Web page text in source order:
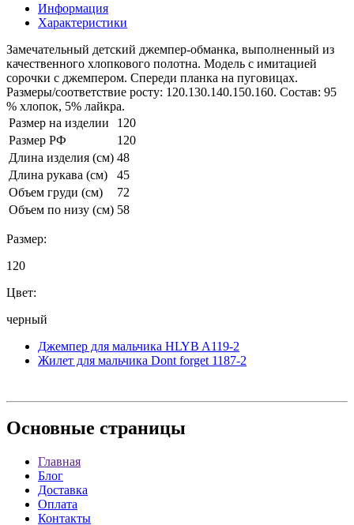
Информация
Характеристики
Замечательный детский джемпер-обманка, выполненный из
качественного хлопкового полотна. Модель с имитацией
сорочки с джемпером. Спереди планка на пуговицах.
Размеры/соответствие росту: 120.130.140.150.160. Состав: 95
% хлопок, 5% лайкра.
Размер на изделии
120
Размер РФ
120
Длина изделия (см) 48
Длина рукава (см)
45
Объем груди (см)
72
Объем по низу (см) 58
Размер:
120
Цвет:
черный
Джемпер для мальчика HLYB A119-2
Жилет для мальчика Dont forget 1187-2
Основные страницы
Главная
Блог
Доставка
Оплата
Контакты